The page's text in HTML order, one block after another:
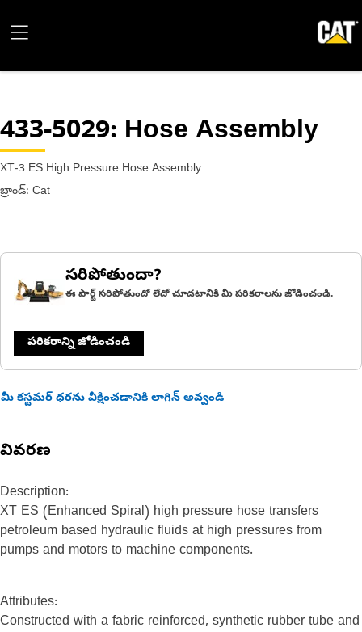
433-5029: Hose Assembly
XT-3 ES High Pressure Hose Assembly
బ్రాండ్: Cat
సరిపోతుందా?
ఈ పార్ట్ సరిపోతుందో లేదో చూడటానికి మీ పరికరాలను జోడించండి.
పరికరాన్ని జోడించండి
మీ కస్టమర్ ధరను వీక్షించడానికి లాగిన్ అవ్వండి
వివరణ
Description:
XT ES (Enhanced Spiral) high pressure hose transfers
petroleum based hydraulic fluids at high pressures from
pumps and motors to machine components.
Attributes:
Constructed with a fabric reinforced, synthetic rubber tube and